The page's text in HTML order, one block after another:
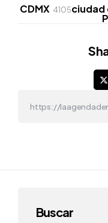
CDMX 4105ciudad
Buscar